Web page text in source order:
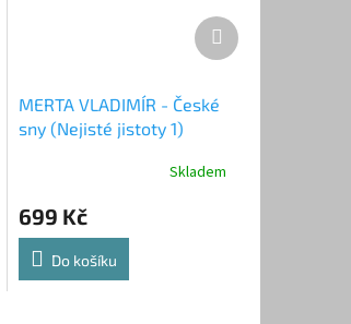
MERTA VLADIMÍR - České
sny (Nejisté jistoty 1)
Skladem
699 Kč
Do košíku
Další
produkt